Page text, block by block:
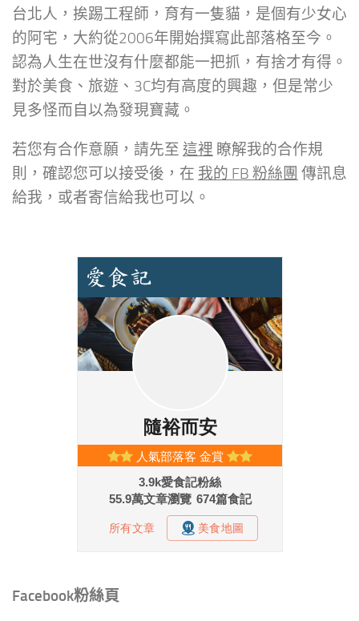
台北人，挨踢工程師，育有一隻貓，是個有少女心
的阿宅，大約從2006年開始撰寫此部落格至今。
認為人生在世沒有什麼都能一把抓，有捨才有得。
對於美食、旅遊、3C均有高度的興趣，但是常少
見多怪而自以為發現寶藏。
若您有合作意願，請先至 這裡 瞭解我的合作規
則，確認您可以接受後，在 我的 FB 粉絲團 傳訊息
給我，或者寄信給我也可以。
Facebook粉絲頁